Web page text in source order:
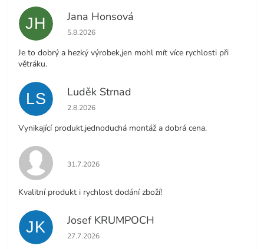
JH Jana Honsová
Hodnocení obchodu je 5 z 5 hvězdiček.
5.8.2026
Je to dobrý a hezký výrobek,jen mohl mít více rychlosti při
větráku.
LS Luděk Strnad
Hodnocení obchodu je 5 z 5 hvězdiček.
2.8.2026
Vynikající produkt,jednoduchá montáž a dobrá cena.
Hodnocení obchodu je 5 z 5 hvězdiček.
31.7.2026
Kvalitní produkt i rychlost dodání zboží!
JK Josef KRUMPOCH
Hodnocení obchodu je 5 z 5 hvězdiček.
27.7.2026